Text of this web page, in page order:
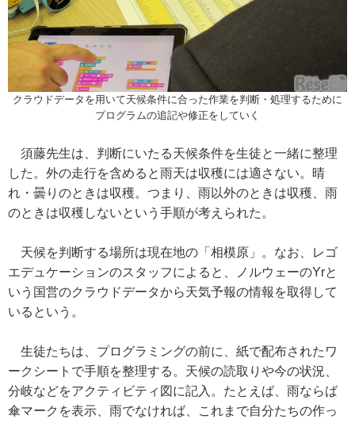
クラウドデータを用いて天候条件に合った作業を判断・処理するために
プログラムの追記や修正をしていく
須藤先生は、判断にいたる天候条件を生徒と一緒に整理
した。外の走行を含めると雨天は収穫には適さない。晴
れ・曇りのときは収穫。つまり、雨以外のときは収穫、雨
のときは収穫しないという手順が考えられた。
天候を判断する場所は現在地の「相模原」。なお、レゴ
エデュケーションのスタッフによると、ノルウェーのYrと
いう国営のクラウドデータから天気予報の情報を取得して
いるという。
生徒たちは、プログラミングの前に、紙で配布されたワ
ークシートで手順を整理する。天候の読取りや今の状況、
分岐などをアクティビティ図に記入。たとえば、雨ならば
傘マークを表示、雨でなければ、これまで自分たちの作っ